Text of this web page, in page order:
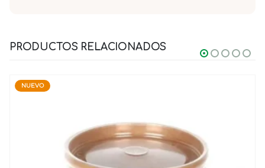
PRODUCTOS RELACIONADOS
NUEVO